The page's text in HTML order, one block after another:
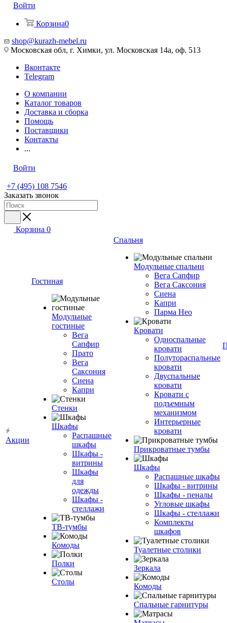
Войти
Корзина0
shop@kurazh-mebel.ru
Московская обл, г. Химки, ул. Московская 14а, оф. 513
Вконтакте
Telegram
О компании
Каталог товаров
Доставка и сборка
Помощь
Поставщики
Контакты
...
Войти
+7 (495) 108 7546
Заказать звонок
Корзина 0
Акции
Гостиная
Модульные
гостиные
Вега
Сапфир
Прато
Вега
Саксония
Сиена
Капри
Стенки
Шкафы
Распашные
шкафы
Шкафы -
витрины
Шкафы
для
одежды
Шкафы -
стеллажи
ТВ-тумбы
Комоды
Полки
Столы
Спальня
Модульные спальни
Вега Сапфир
Вега Саксония
Сиена
Капри
Парма Нео
Кровати
Односпальные
кровати
Полутораспальные
кровати
Двуспальные
кровати
Кровати с
подъемным
механизмом
Интерьерные
кровати
Прикроватные тумбы
Шкафы
Распашные шкафы
Шкафы - витрины
Шкафы - пеналы
Угловые шкафы
Шкафы - стеллажи
Комплекты
шкафов
Туалетные столики
Зеркала
Комоды
Спальные гарнитуры